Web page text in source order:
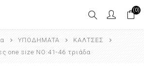
(0)
ΥΠΟΔΗΜΑΤΑ
ΚΑΛΤΣΕΣ
one size NO:41-46 τριάδα